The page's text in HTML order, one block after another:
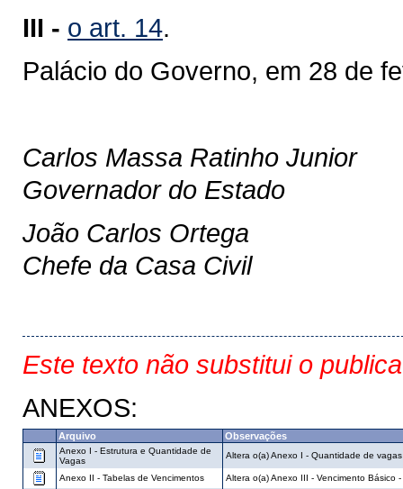
III - o art. 14.
Palácio do Governo, em 28 de
Carlos Massa Ratinho Junior
Governador do Estado
João Carlos Ortega
Chefe da Casa Civil
Este texto não substitui o
ANEXOS:
Arquivo Observações
Anexo I - Estrutura e Quantidade de
Vagas
Altera o(a) Anexo I - Quantidade de
Anexo II - Tabelas de Vencimentos Altera o(a) Anexo III - Vencimento Básico